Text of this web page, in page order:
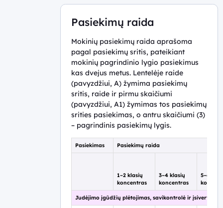
Pasiekimų raida
Mokinių pasiekimų raida aprašoma
pagal pasiekimų sritis, pateikiant
mokinių pagrindinio lygio pasiekimus
kas dvejus metus. Lentelėje raide
(pavyzdžiui, A) žymima pasiekimų
sritis, raide ir pirmu skaičiumi
(pavyzdžiui, A1) žymimas tos pasiekimų
srities pasiekimas, o antru skaičiumi (3)
– pagrindinis pasiekimų lygis.
Pasiekimas Pasiekimų raida
1–2 klasių
koncentras
3–4 klasių
koncentras
5–6
Judėjimo įgūdžių plėtojimas, savikontrolė ir